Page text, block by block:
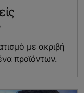
με ακριβή
προϊόντων.